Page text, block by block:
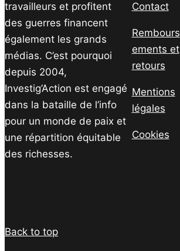
travailleurs et profitent
des guerres financent
également les grands
médias. C’est pourquoi
depuis 2004,
Investig’Action est engagé
dans la bataille de l’info
pour un monde de paix et
une répartition équitable
des richesses.
Contact
Rembours
ements et
retours
Mentions
légales
Cookies
Back to top